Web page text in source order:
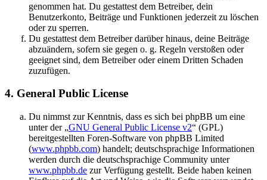
genommen hat. Du gestattest dem Betreiber, dein
Benutzerkonto, Beiträge und Funktionen jederzeit zu löschen
oder zu sperren.
Du gestattest dem Betreiber darüber hinaus, deine Beiträge
abzuändern, sofern sie gegen o. g. Regeln verstoßen oder
geeignet sind, dem Betreiber oder einem Dritten Schaden
zuzufügen.
4. General Public License
Du nimmst zur Kenntnis, dass es sich bei phpBB um eine
unter der „GNU General Public License v2“ (GPL)
bereitgestellten Foren-Software von phpBB Limited
(www.phpbb.com) handelt; deutschsprachige Informationen
werden durch die deutschsprachige Community unter
www.phpbb.de zur Verfügung gestellt. Beide haben keinen